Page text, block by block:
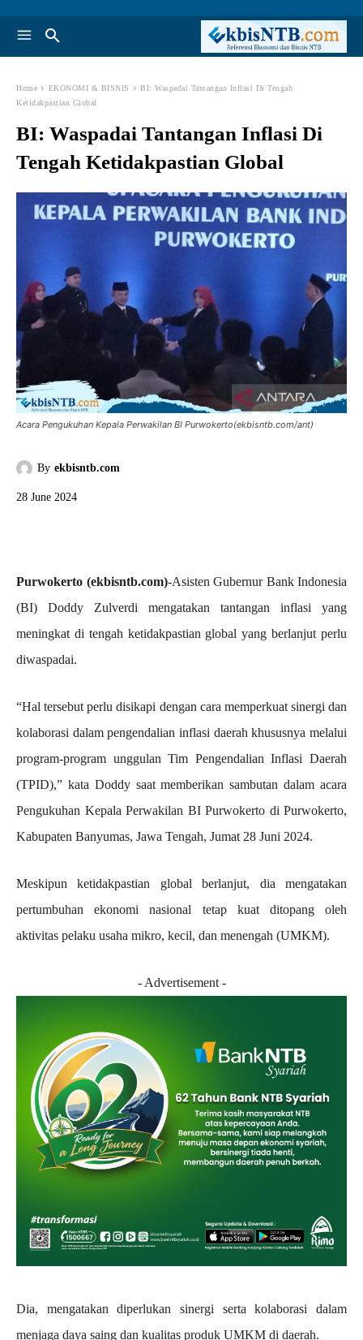
Home EKONOMI & BISNIS
BI: Waspadai Tantangan Inflasi Di Tengah
Ketidakpastian Global
BI: Waspadai Tantangan Inflasi Di
Tengah Ketidakpastian Global
Acara Pengukuhan Kepala Perwakilan BI Purwokerto(ekbisntb.com/ant)
By ekbisntb.com
28 June 2024
Purwokerto (ekbisntb.com)-Asisten Gubernur Bank Indonesia
(BI) Doddy Zulverdi mengatakan tantangan inflasi yang
meningkat di tengah ketidakpastian global yang berlanjut perlu
diwaspadai.
“Hal tersebut perlu disikapi dengan cara memperkuat sinergi dan
kolaborasi dalam pengendalian inflasi daerah khususnya melalui
program-program unggulan Tim Pengendalian Inflasi Daerah
(TPID),” kata Doddy saat memberikan sambutan dalam acara
Pengukuhan Kepala Perwakilan BI Purwokerto di Purwokerto,
Kabupaten Banyumas, Jawa Tengah, Jumat 28 Juni 2024.
Meskipun ketidakpastian global berlanjut, dia mengatakan
pertumbuhan ekonomi nasional tetap kuat ditopang oleh
aktivitas pelaku usaha mikro, kecil, dan menengah (UMKM).
- Advertisement -
Dia, mengatakan diperlukan sinergi serta kolaborasi dalam
menjaga daya saing dan kualitas produk UMKM di daerah.